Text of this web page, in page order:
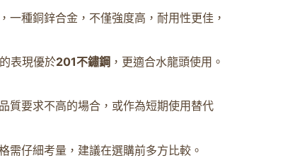
，一種銅鋅合金，不僅強度高，耐用性更佳，
的表現優於201不鏽鋼 ，更適合水龍頭使用。
質要求不高的場合，或作為短期使用替代
需仔細考量，建議在選購前多方比較。